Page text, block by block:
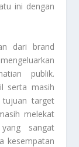
ini dengan
dari brand
publik.
serta masih
tujuan target
melekat
sangat
kesempatan